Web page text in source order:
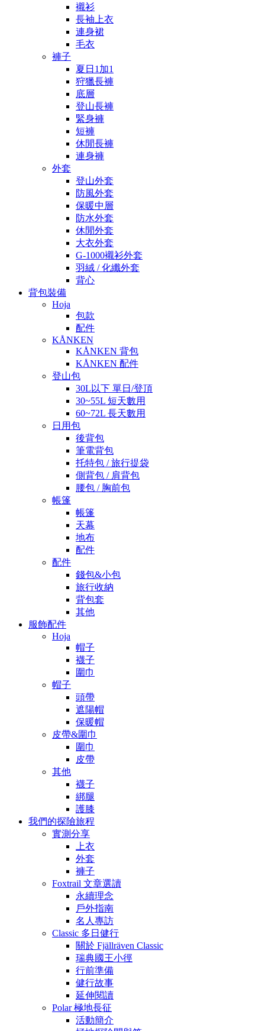
襯衫
長袖上衣
連身裙
毛衣
褲子
夏日1加1
狩獵長褲
底層
登山長褲
緊身褲
短褲
休閒長褲
連身褲
外套
登山外套
防風外套
保暖中層
防水外套
休閒外套
大衣外套
G-1000襯衫外套
羽絨 / 化纖外套
背心
背包裝備
Hoja
包款
配件
KÅNKEN
KÅNKEN 背包
KÅNKEN 配件
登山包
30L以下 單日/登頂
30~55L 短天數用
60~72L 長天數用
日用包
後背包
筆電背包
托特包 / 旅行提袋
側背包 / 肩背包
腰包 / 胸前包
帳篷
帳篷
天幕
地布
配件
配件
錢包&小包
旅行收納
背包套
其他
服飾配件
Hoja
帽子
襪子
圍巾
帽子
頭帶
遮陽帽
保暖帽
皮帶&圍巾
圍巾
皮帶
其他
襪子
綁腿
護膝
我們的探險旅程
實測分享
上衣
外套
褲子
Foxtrail 文章選讀
永續理念
戶外指南
名人專訪
Classic 多日健行
關於 Fjällräven Classic
瑞典國王小徑
行前準備
健行故事
延伸閱讀
Polar 極地長征
活動簡介